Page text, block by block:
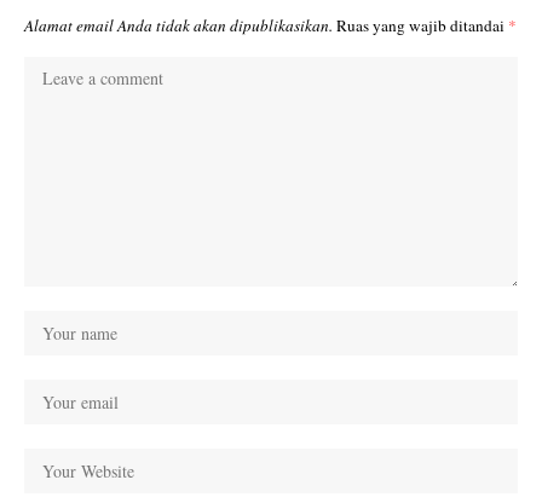
Alamat email Anda tidak akan dipublikasikan. Ruas yang wajib ditandai *